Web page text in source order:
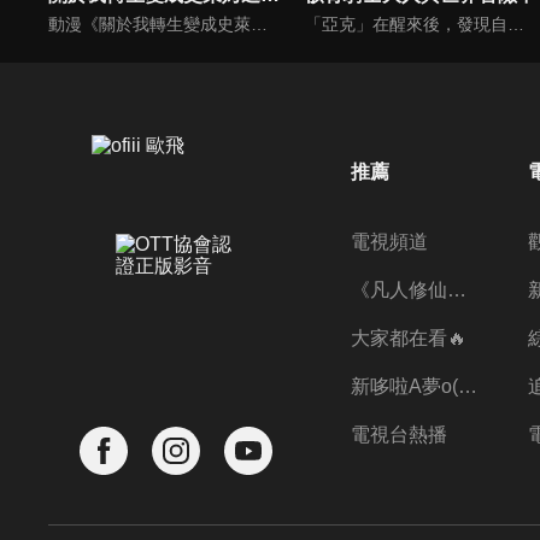
推薦
電視頻道
《凡人修仙傳》第五季全新開播✨
大家都在看🔥
新哆啦A夢o((ﾐﾟｴﾟﾐ))o
電視台熱播